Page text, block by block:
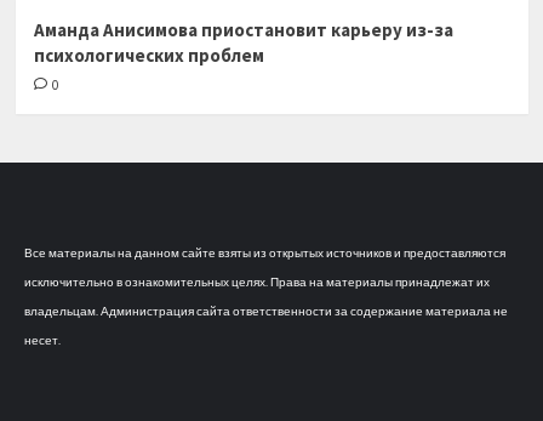
Аманда Анисимова приостановит карьеру из-за
психологических проблем
0
Все материалы на данном сайте взяты из открытых источников и предоставляются
исключительно в ознакомительных целях. Права на материалы принадлежат их
владельцам. Администрация сайта ответственности за содержание материала не
несет.